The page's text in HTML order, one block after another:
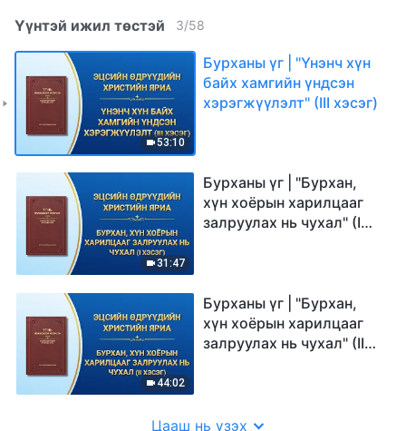
Үүнтэй ижил төстэй 3/58
53:10
Бурханы үг | "Үнэнч хүн
байх хамгийн үндсэн
хэрэгжүүлэлт" (III хэсэг)
31:47
Бурханы үг | "Бурхан,
хүн хоёрын харилцааг
залруулах нь чухал" (I
44:02
Бурханы үг | "Бурхан,
хүн хоёрын харилцааг
залруулах нь чухал" (II
Цааш нь үзэх